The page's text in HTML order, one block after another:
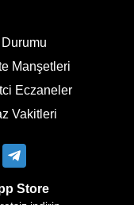
Manşetleri
Eczaneler
Vakitleri
Store